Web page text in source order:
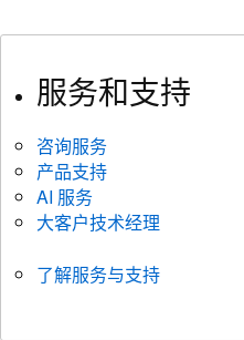
服务和支持
咨询服务
产品支持
AI 服务
大客户技术经理
了解服务与支持